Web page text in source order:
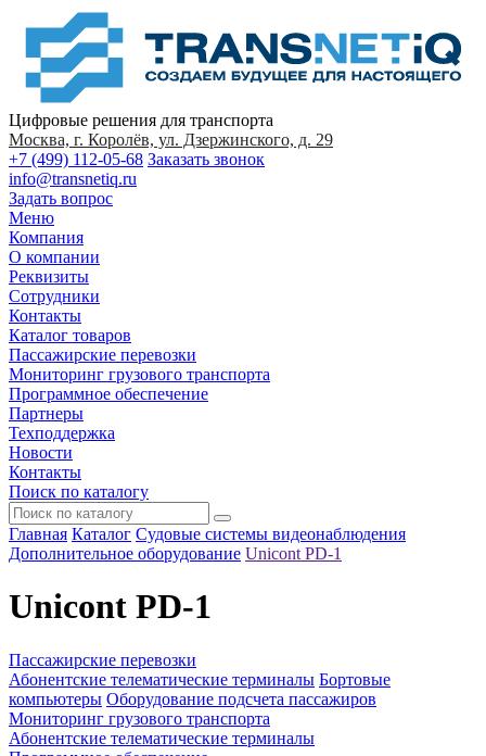
Цифровые решения для транспорта
Москва, г. Королёв, ул. Дзержинского, д. 29
+7 (499) 112-05-68 Заказать звонок
info@transnetiq.ru
Задать вопрос
Меню
Компания
О компании
Реквизиты
Сотрудники
Контакты
Каталог товаров
Пассажирские перевозки
Мониторинг грузового транспорта
Программное обеспечение
Партнеры
Техподдержка
Новости
Контакты
Поиск по каталогу
Главная Каталог Судовые системы видеонаблюдения
Дополнительное оборудование Unicont PD-1
Unicont PD-1
Пассажирские перевозки
Абонентские телематические терминалы Бортовые
компьютеры Оборудование подсчета пассажиров
Мониторинг грузового транспорта
Абонентские телематические терминалы